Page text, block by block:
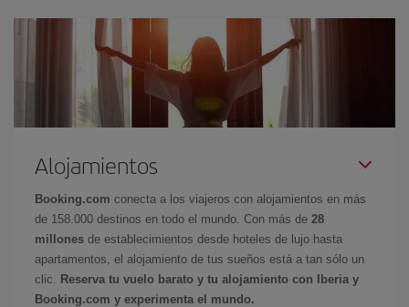
Alojamientos
Booking.com conecta a los viajeros con alojamientos en más
de 158.000 destinos en todo el mundo. Con más de 28
millones de establecimientos desde hoteles de lujo hasta
apartamentos, el alojamiento de tus sueños está a tan sólo un
clic.
Reserva tu vuelo barato y tu alojamiento con Iberia y
Booking.com y experimenta el mundo.